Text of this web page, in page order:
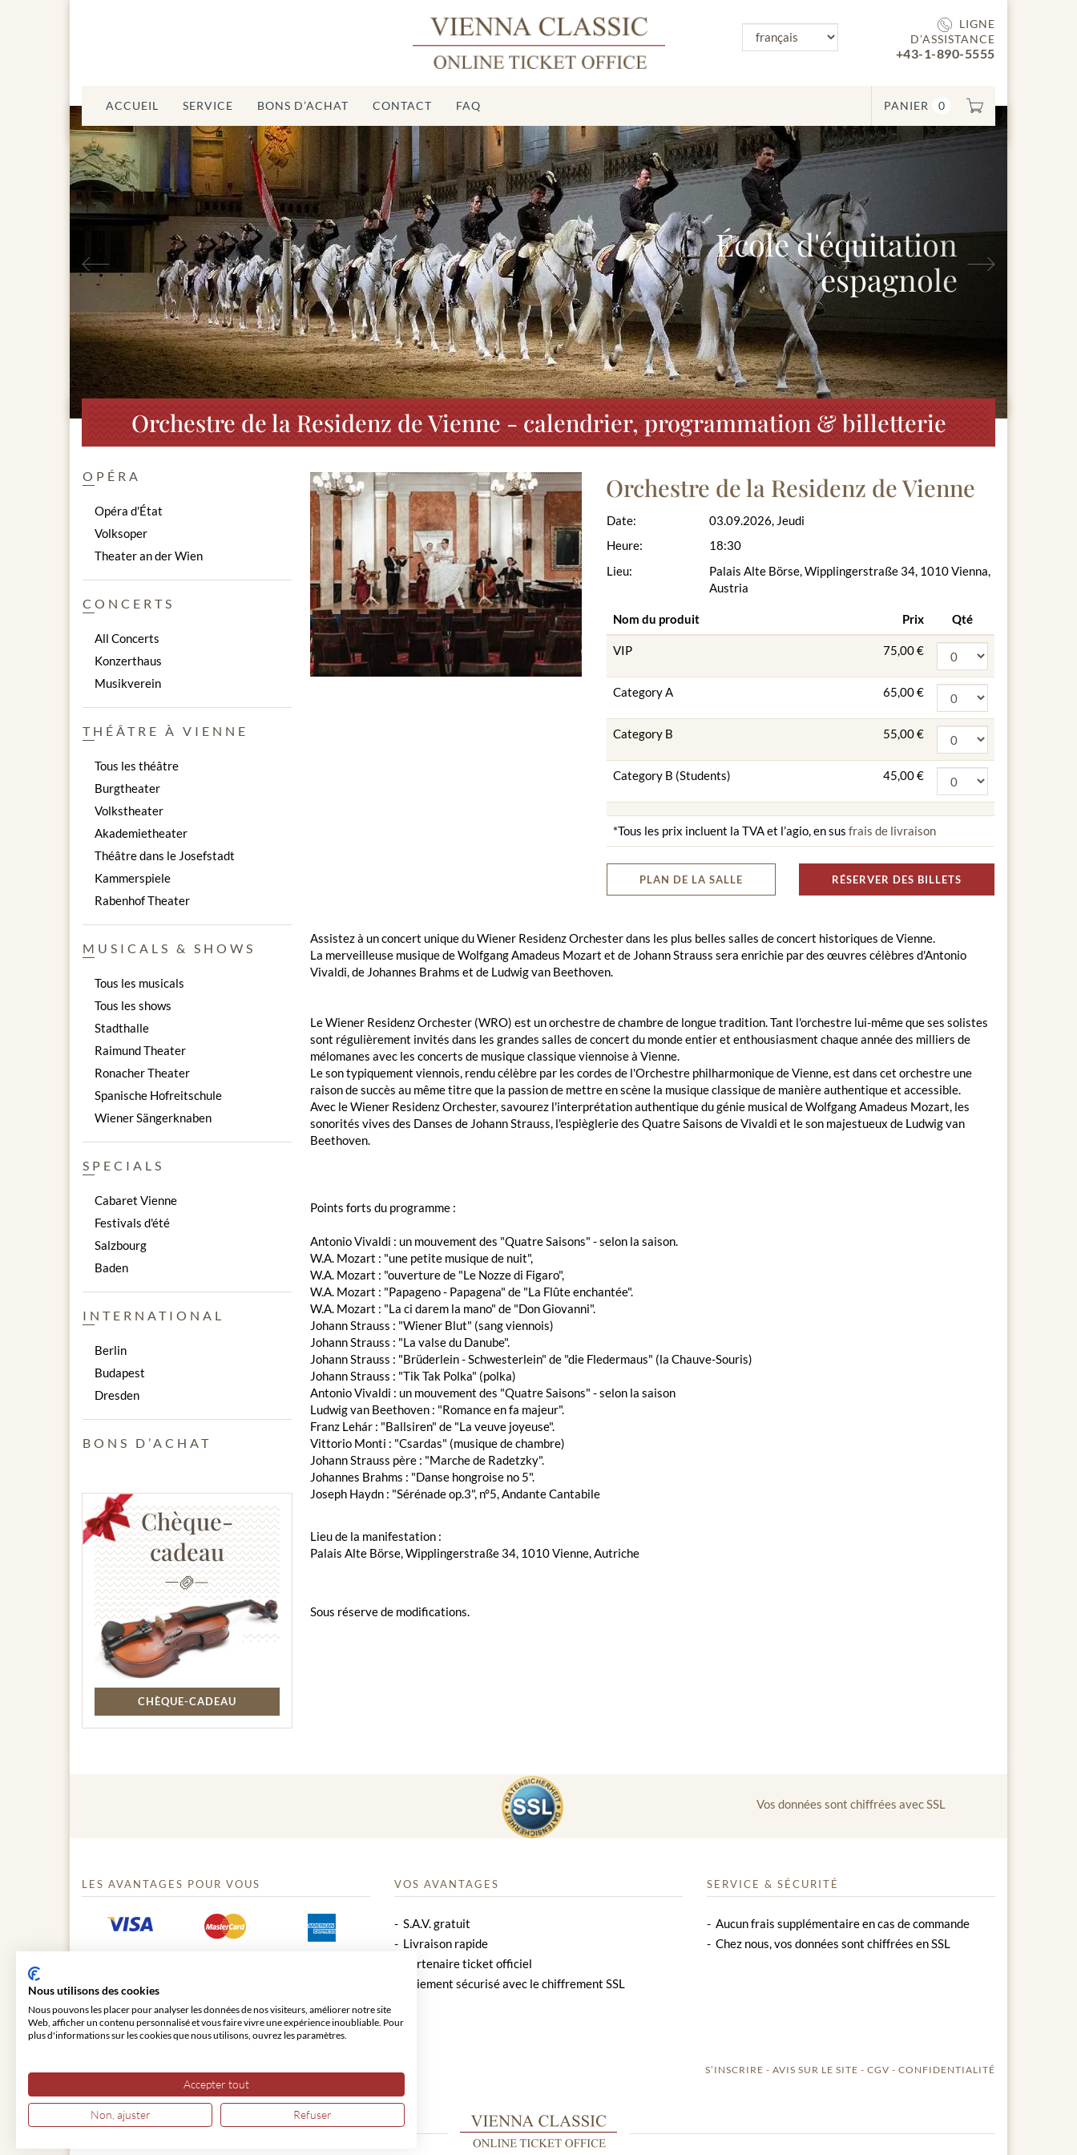
LIGNE
D’ASSISTANCE
+43-1-890-5555
PANIER 0
ACCUEIL SERVICE BONS D’ACHAT CONTACT FAQ
École d'équitation
espagnole
Précédent
Orchestre de la Residenz de Vienne - calendrier, programmation & billetterie
Orchestre de la Residenz de Vienne
Date:
Heure:
Lieu:
03.09.2026, Jeudi
18:30
Palais Alte Börse, Wipplingerstraße 34, 1010 Vienna,
Austria
Nom du produit Prix Qté
VIP 75,00 €
Category A 65,00 €
Category B 55,00 €
Category B (Students) 45,00 €
*Tous les prix incluent la TVA et l’agio, en sus frais de livraison
PLAN DE LA SALLE RÉSERVER DES BILLETS
Assistez à un concert unique du Wiener Residenz Orchester dans les plus belles salles de concert historiques de Vienne.
La merveilleuse musique de Wolfgang Amadeus Mozart et de Johann Strauss sera enrichie par des œuvres célèbres d'Antonio
Vivaldi, de Johannes Brahms et de Ludwig van Beethoven.
Le Wiener Residenz Orchester (WRO) est un orchestre de chambre de longue tradition. Tant l'orchestre lui-même que ses solistes
sont régulièrement invités dans les grandes salles de concert du monde entier et enthousiasment chaque année des milliers de
mélomanes avec les concerts de musique classique viennoise à Vienne.
Le son typiquement viennois, rendu célèbre par les cordes de l'Orchestre philharmonique de Vienne, est dans cet orchestre une
raison de succès au même titre que la passion de mettre en scène la musique classique de manière authentique et accessible.
Avec le Wiener Residenz Orchester, savourez l'interprétation authentique du génie musical de Wolfgang Amadeus Mozart, les
sonorités vives des Danses de Johann Strauss, l'espièglerie des Quatre Saisons de Vivaldi et le son majestueux de Ludwig van
Beethoven.
Points forts du programme :
Antonio Vivaldi : un mouvement des "Quatre Saisons" - selon la saison.
W.A. Mozart : "une petite musique de nuit",
W.A. Mozart : "ouverture de "Le Nozze di Figaro",
W.A. Mozart : "Papageno - Papagena" de "La Flûte enchantée".
W.A. Mozart : "La ci darem la mano" de "Don Giovanni".
Johann Strauss : "Wiener Blut" (sang viennois)
Johann Strauss : "La valse du Danube".
Johann Strauss : "Brüderlein - Schwesterlein" de "die Fledermaus" (la Chauve-Souris)
Johann Strauss : "Tik Tak Polka" (polka)
Antonio Vivaldi : un mouvement des "Quatre Saisons" - selon la saison
Ludwig van Beethoven : "Romance en fa majeur".
Franz Lehár : "Ballsiren" de "La veuve joyeuse".
Vittorio Monti : "Csardas" (musique de chambre)
Johann Strauss père : "Marche de Radetzky".
Johannes Brahms : "Danse hongroise no 5".
Joseph Haydn : "Sérénade op.3", n°5, Andante Cantabile
Lieu de la manifestation :
Palais Alte Börse, Wipplingerstraße 34, 1010 Vienne, Autriche
Sous réserve de modifications.
OPÉRA
Opéra d'État
Volksoper
Theater an der Wien
CONCERTS
All Concerts
Konzerthaus
Musikverein
THÉÂTRE À VIENNE
Tous les théâtre
Burgtheater
Volkstheater
Akademietheater
Théâtre dans le Josefstadt
Kammerspiele
Rabenhof Theater
MUSICALS & SHOWS
Tous les musicals
Tous les shows
Stadthalle
Raimund Theater
Ronacher Theater
Spanische Hofreitschule
Wiener Sängerknaben
SPECIALS
Cabaret Vienne
Festivals d'été
Salzbourg
Baden
INTERNATIONAL
Berlin
Budapest
Dresden
BONS D’ACHAT
Chèque-
cadeau
CHÈQUE-CADEAU
Vos données sont chiffrées avec SSL
LES AVANTAGES POUR VOUS VOS AVANTAGES
S.A.V. gratuit
Livraison rapide
Partenaire ticket officiel
Paiement sécurisé avec le chiffrement SSL
SERVICE & SÉCURITÉ
Aucun frais supplémentaire en cas de commande
Chez nous, vos données sont chiffrées en SSL
S’INSCRIRE AVIS SUR LE SITE CGV CONFIDENTIALITÉ
Nous utilisons des cookies
Nous pouvons les placer pour analyser les données de nos visiteurs, améliorer notre site
Web, afficher un contenu personnalisé et vous faire vivre une expérience inoubliable. Pour
plus d'informations sur les cookies que nous utilisons, ouvrez les paramètres.
Accepter tout
Non, ajuster Refuser